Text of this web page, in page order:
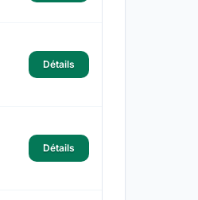
Détails
Détails